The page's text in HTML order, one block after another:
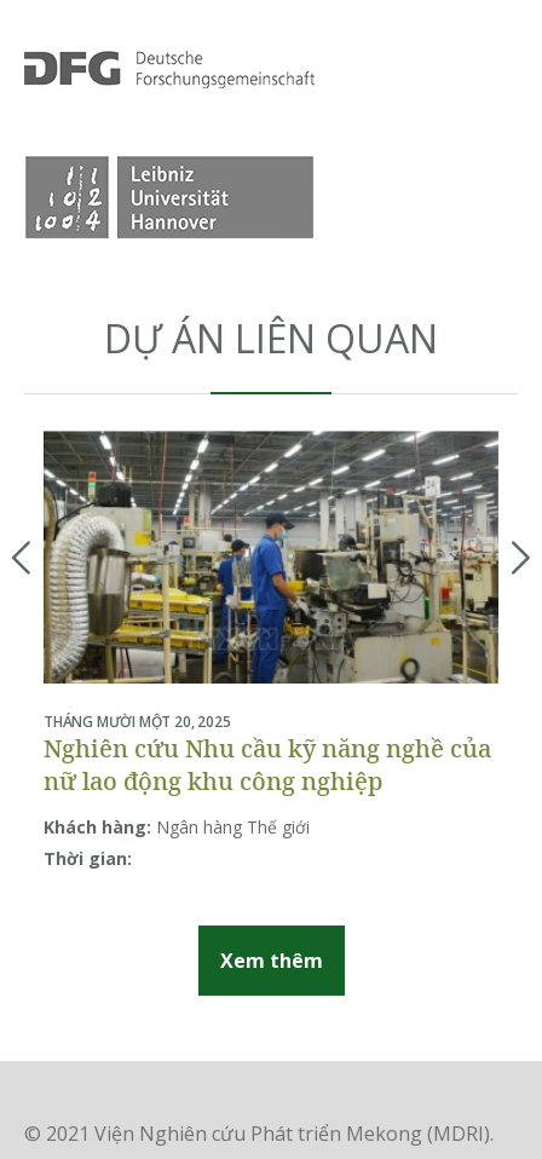
DỰ ÁN LIÊN QUAN
THÁNG MƯỜI MỘT 20, 2025
Nghiên cứu Nhu cầu kỹ năng nghề của
nữ lao động khu công nghiệp
Khách hàng: Ngân hàng Thế giới
Thời gian:
Xem thêm
© 2021 Viện Nghiên cứu Phát triển Mekong (MDRI).